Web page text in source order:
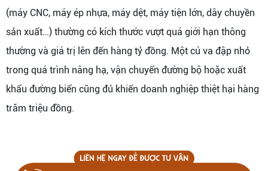
(máy CNC, máy ép nhựa, máy dệt, máy tiện lớn, dây chuyền
sản xuất…) thường có kích thước vượt quá giới hạn thông
thường và giá trị lên đến hàng tỷ đồng. Một cú va đập nhỏ
trong quá trình nâng hạ, vận chuyển đường bộ hoặc xuất
khẩu đường biển cũng đủ khiến doanh nghiệp thiệt hại hàng
trăm triệu đồng.